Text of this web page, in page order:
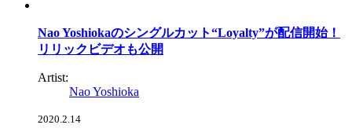
Nao Yoshiokaのシングルカット“Loyalty”が配信開始！
リリックビデオも公開
Artist:
Nao Yoshioka
2020.2.14